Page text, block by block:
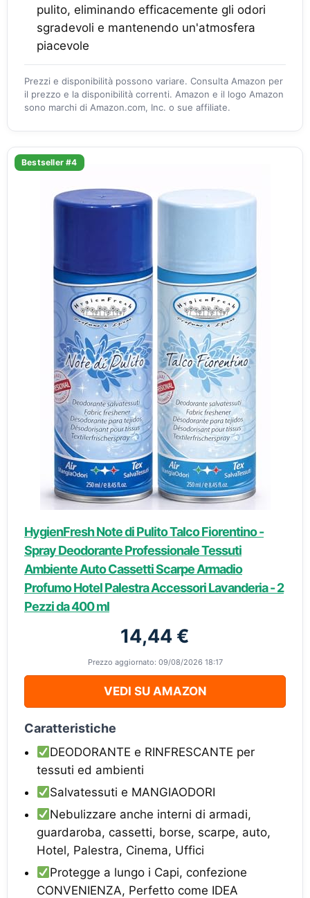
pulito, eliminando efficacemente gli odori
sgradevoli e mantenendo un'atmosfera
piacevole
Prezzi e disponibilità possono variare. Consulta Amazon per
il prezzo e la disponibilità correnti. Amazon e il logo Amazon
sono marchi di Amazon.com, Inc. o sue affiliate.
Bestseller #4
HygienFresh Note di Pulito Talco Fiorentino -
Spray Deodorante Professionale Tessuti
Ambiente Auto Cassetti Scarpe Armadio
Profumo Hotel Palestra Accessori Lavanderia - 2
Pezzi da 400 ml
14,44 €
Prezzo aggiornato: 09/08/2026 18:17
VEDI SU AMAZON
Caratteristiche
DEODORANTE e RINFRESCANTE per
tessuti ed ambienti
Salvatessuti e MANGIAODORI
Nebulizzare anche interni di armadi,
guardaroba, cassetti, borse, scarpe, auto,
Hotel, Palestra, Cinema, Uffici
Protegge a lungo i Capi, confezione
CONVENIENZA, Perfetto come IDEA